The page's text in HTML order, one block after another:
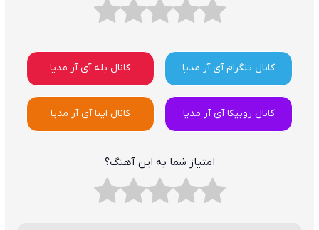
کانال تلگرام آی آر مدیا کانال بله آی آر مدیا
کانال روبیکا آی آر مدیا کانال ایتا آی آر مدیا
امتیاز شما به این آهنگ؟